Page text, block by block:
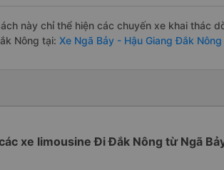
này chỉ thể hiện các chuyến xe khai thác
Nông tại: Xe Ngã Bảy - Hậu Giang Đắk Nông
xe limousine Đi Đắk Nông từ Ngã